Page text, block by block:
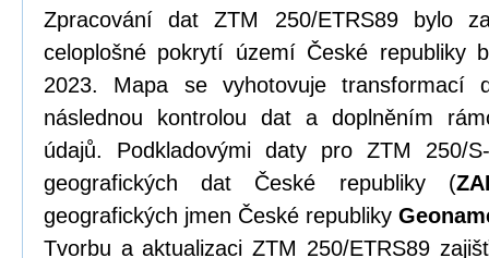
Zpracování dat ZTM 250/ETRS89 bylo
celoplošné pokrytí území České republiky
2023. Mapa se vyhotovuje transformací
následnou kontrolou dat a doplněním
údajů. Podkladovými daty pro ZTM 250/
geografických dat České republiky (
geografických jmen České republiky
Tvorbu a aktualizaci ZTM 250/ETRS89